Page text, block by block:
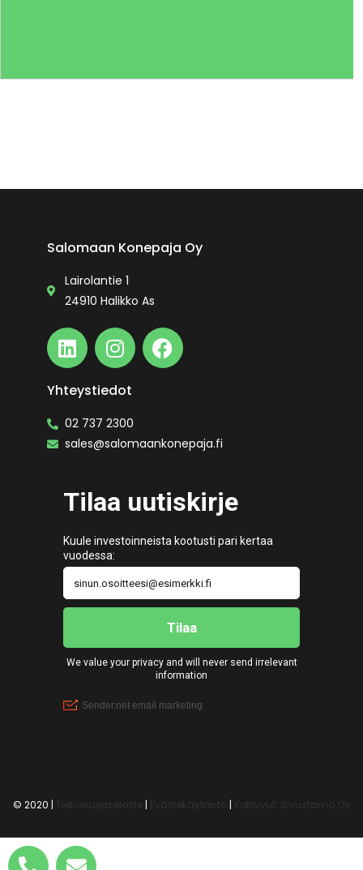
Salomaan Konepaja Oy
Lairolantie 1
24910 Halikko As
Yhteystiedot
02 737 2300
sales@salomaankonepaja.fi
© 2020 | Tietosuojaseloste | Evästekäytäntö | Kotisivut: Sivustamo Oy